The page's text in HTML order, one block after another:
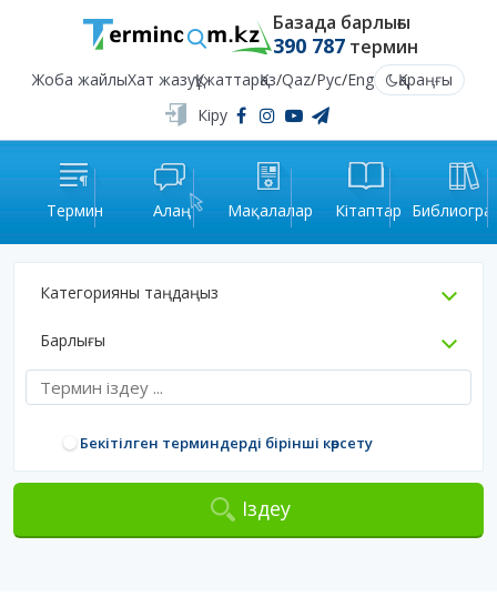
Базада барлығы
390 787термин
Жоба жайлыХат жазуҚұжаттарҚаз/Qaz/Рус/Eng
Қараңғы
Кіру
Термин Алаң Мақалалар Кітаптар
Категорияны таңдаңыз
Барлығы
Бекітілген терминдерді бірінші көрсету
Іздеу